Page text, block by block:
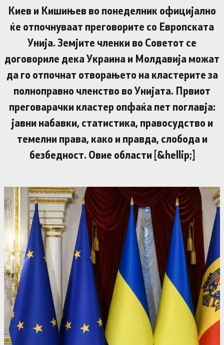
Киев и Кишињев во понеделник официјално
ќе отпочнуваат преговорите со Европската
Унија. Земјите членки во Советот се
договориле дека Украина и Молдавија можат
да го отпочнат отворањето на кластерите за
полноправно членство во Унијата. Првиот
преговарачки кластер опфаќа пет поглавја:
јавни набавки, статистика, правосудство и
темелни права, како и правда, слобода и
безбедност. Овие области [&hellip;]